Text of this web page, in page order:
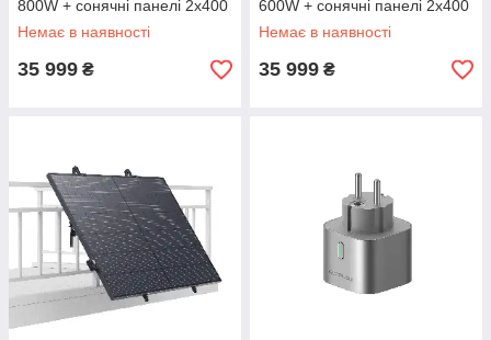
800W + сонячні панелі 2х400
Немає в наявності
35 999 ₴
600W + сонячні панелі 2х400
Немає в наявності
35 999 ₴